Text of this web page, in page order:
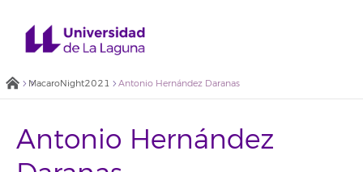
MacaroNight2021 Antonio Hernández Daranas
Antonio Hernández